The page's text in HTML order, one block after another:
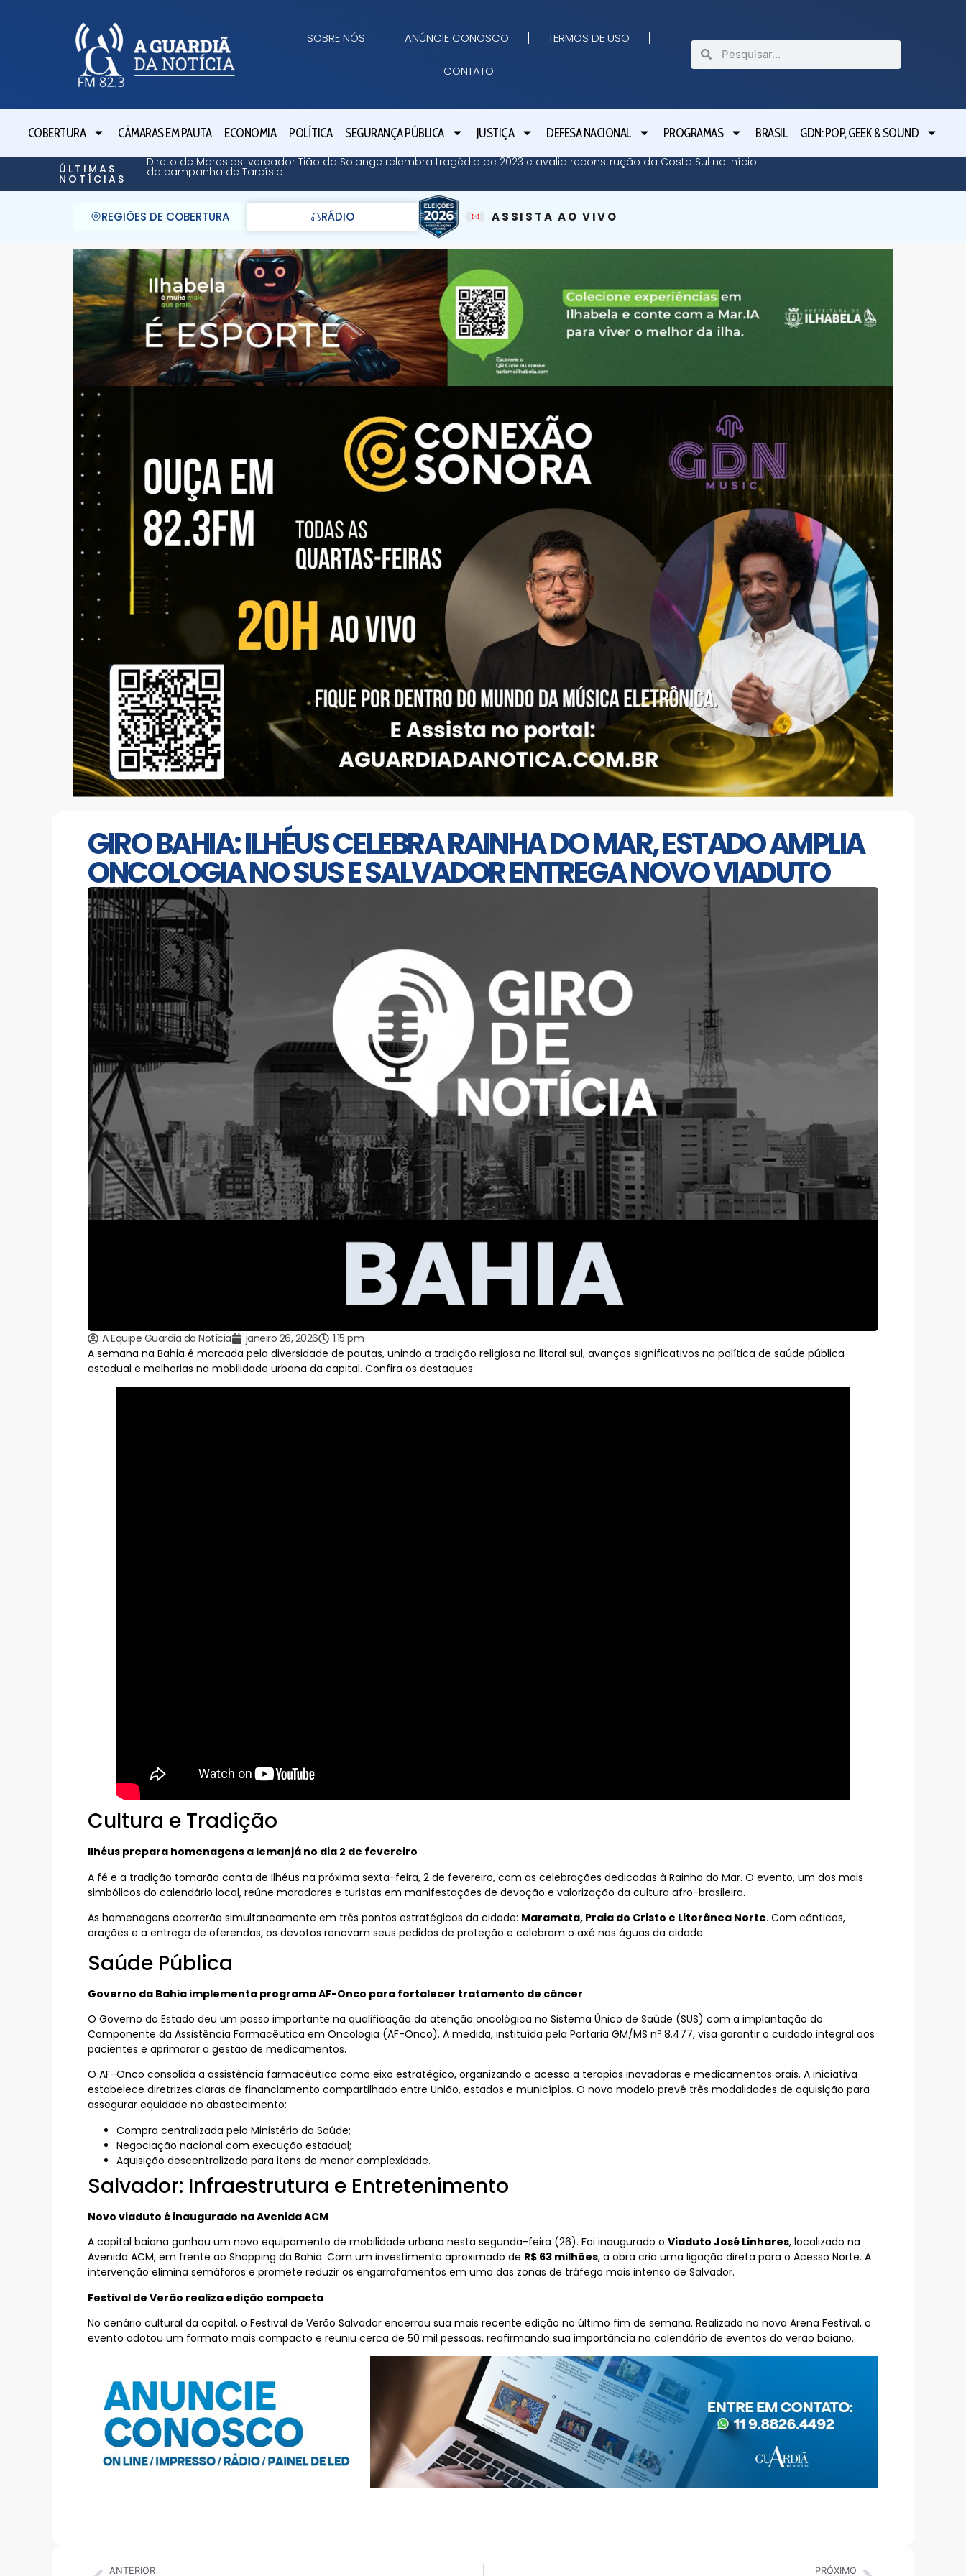
SOBRE NÓS ANÚNCIE CONOSCO TERMOS DE USO
CONTATO
COBERTURA CÂMARAS EM PAUTA ECONOMIA POLÍTICA SEGURANÇA PÚBLICA JUSTIÇA DEFESA NACIONAL PROGRAMAS BRASIL GDN: POP, GEEK & SOUND
ÚLTIMAS
NOTÍCIAS
Direto de Maresias: vereador Tião da Solange relembra tragédia de 2023 e avalia reconstrução da Costa Sul no início
da campanha de Tarcísio
REGIÕES DE COBERTURA RÁDIO ASSISTA AO VIVO
GIRO BAHIA: ILHÉUS CELEBRA RAINHA DO MAR, ESTADO AMPLIA
ONCOLOGIA NO SUS E SALVADOR ENTREGA NOVO VIADUTO
A Equipe Guardiã da Notícia janeiro 26, 2026
1:15 pm
A semana na Bahia é marcada pela diversidade de pautas, unindo a tradição religiosa no litoral sul, avanços significativos na política de saúde pública
estadual e melhorias na mobilidade urbana da capital. Confira os destaques:
Cultura e Tradição
Ilhéus prepara homenagens a Iemanjá no dia 2 de fevereiro
A fé e a tradição tomarão conta de Ilhéus na próxima sexta-feira, 2 de fevereiro, com as celebrações dedicadas à Rainha do Mar. O evento, um dos mais
simbólicos do calendário local, reúne moradores e turistas em manifestações de devoção e valorização da cultura afro-brasileira.
As homenagens ocorrerão simultaneamente em três pontos estratégicos da cidade: Maramata, Praia do Cristo e Litorânea Norte. Com cânticos,
orações e a entrega de oferendas, os devotos renovam seus pedidos de proteção e celebram o axé nas águas da cidade.
Saúde Pública
Governo da Bahia implementa programa AF-Onco para fortalecer tratamento de câncer
O Governo do Estado deu um passo importante na qualificação da atenção oncológica no Sistema Único de Saúde (SUS) com a implantação do
Componente da Assistência Farmacêutica em Oncologia (AF-Onco). A medida, instituída pela Portaria GM/MS nº 8.477, visa garantir o cuidado integral aos
pacientes e aprimorar a gestão de medicamentos.
O AF-Onco consolida a assistência farmacêutica como eixo estratégico, organizando o acesso a terapias inovadoras e medicamentos orais. A iniciativa
estabelece diretrizes claras de financiamento compartilhado entre União, estados e municípios. O novo modelo prevê três modalidades de aquisição para
assegurar equidade no abastecimento:
Compra centralizada pelo Ministério da Saúde;
Negociação nacional com execução estadual;
Aquisição descentralizada para itens de menor complexidade.
Salvador: Infraestrutura e Entretenimento
Novo viaduto é inaugurado na Avenida ACM
A capital baiana ganhou um novo equipamento de mobilidade urbana nesta segunda-feira (26). Foi inaugurado o Viaduto José Linhares, localizado na
Avenida ACM, em frente ao Shopping da Bahia. Com um investimento aproximado de R$ 63 milhões, a obra cria uma ligação direta para o Acesso Norte. A
intervenção elimina semáforos e promete reduzir os engarrafamentos em uma das zonas de tráfego mais intenso de Salvador.
Festival de Verão realiza edição compacta
No cenário cultural da capital, o Festival de Verão Salvador encerrou sua mais recente edição no último fim de semana. Realizado na nova Arena Festival, o
evento adotou um formato mais compacto e reuniu cerca de 50 mil pessoas, reafirmando sua importância no calendário de eventos do verão baiano.
ANTERIOR PRÓXIMO